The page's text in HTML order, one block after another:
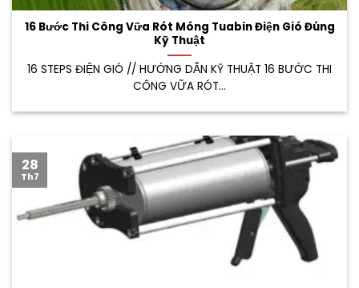
16 Bước Thi Công Vữa Rót Móng Tuabin Điện Gió Đúng
Kỹ Thuật
16 STEPS ĐIỆN GIÓ // HƯỚNG DẪN KỸ THUẬT 16 BƯỚC THI
CÔNG VỮA RÓT...
28
Th7